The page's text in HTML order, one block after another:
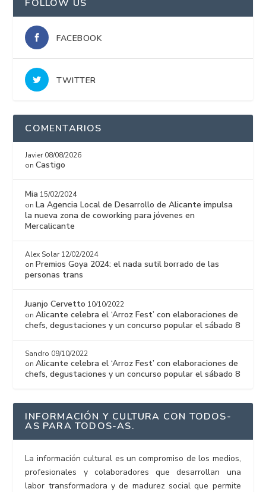
FOLLOW US
FACEBOOK
TWITTER
COMENTARIOS
Javier 08/08/2026
onCastigo
Mia 15/02/2024
on La Agencia Local de Desarrollo de Alicante impulsa
la nueva zona de coworking para jóvenes en
Mercalicante
Alex Solar 12/02/2024
on Premios Goya 2024: el nada sutil borrado de las
personas trans
Juanjo Cervetto 10/10/2022
onAlicante celebra el ‘Arroz Fest’ con elaboraciones de
chefs, degustaciones y un concurso popular el sábado 8
Sandro 09/10/2022
onAlicante celebra el ‘Arroz Fest’ con elaboraciones de
chefs, degustaciones y un concurso popular el sábado 8
INFORMACIÓN Y CULTURA CON TODOS-
AS PARA TODOS-AS.
La información cultural es un compromiso de los medios,
profesionales y colaboradores que desarrollan una
labor transformadora y de madurez social que permite